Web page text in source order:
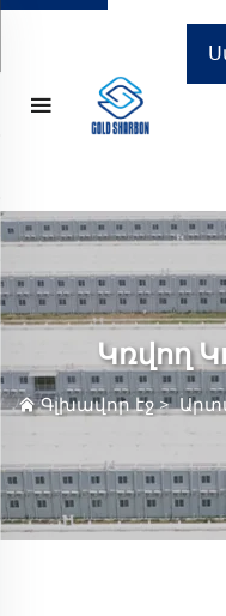
Կռվող
Գլխավոր էջ>